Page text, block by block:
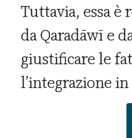
Tuttavia, essa
da Qaradāwī e
giustificare le
l’integrazione